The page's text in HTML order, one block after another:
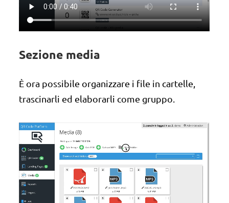
Sezione media
È ora possibile organizzare i file in cartelle,
trascinarli ed elaborarli come gruppo.